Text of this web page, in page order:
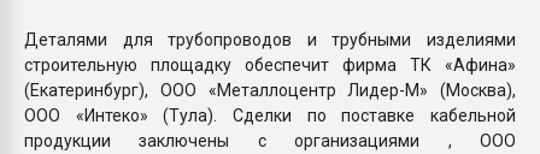
Деталями для трубопроводов и трубными изделиями
строительную площадку обеспечит фирма ТК «Афина»
(Екатеринбург), ООО «Металлоцентр Лидер-М» (Москва),
ООО «Интеко» (Тула). Сделки по поставке кабельной
продукции заключены с организациями , ООО